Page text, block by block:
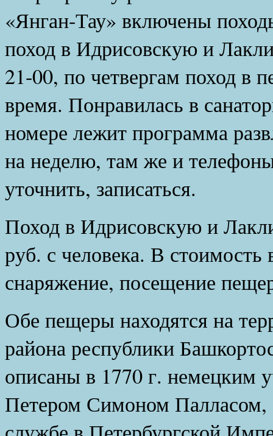
«Янган-Тау» включены
поход в Идрисовскую и
21-00, по четвергам поход в
время. Понравилась в
номере лежит программа
на неделю, там же и
уточнить, записаться.
Поход в Идрисовскую и
руб. с человека. В стоимость
снаряжение, посещение
Обе пещеры находятся на
района республики
описаны в 1770 г. немецким
Петером Симоном Палласом,